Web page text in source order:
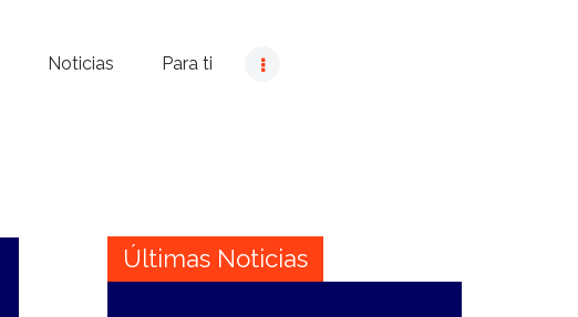
Noticias Para ti
Últimas Noticias